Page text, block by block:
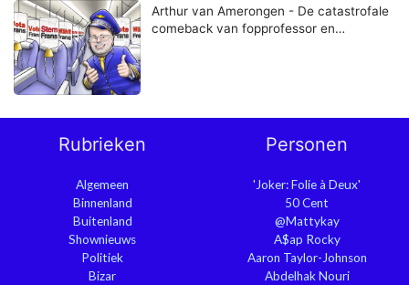
Arthur van Amerongen - De catastrofale
comeback van fopprofessor en…
Rubrieken
Algemeen
Binnenland
Buitenland
Shownieuws
Politiek
Bizar
Personen
'Joker: Folie à Deux'
50 Cent
@Mattykay
A$ap Rocky
Aaron Taylor-Johnson
Abdelhak Nouri